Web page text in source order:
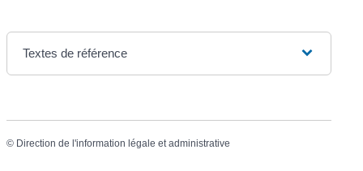
Textes de référence
© Direction de l'information légale et administrative